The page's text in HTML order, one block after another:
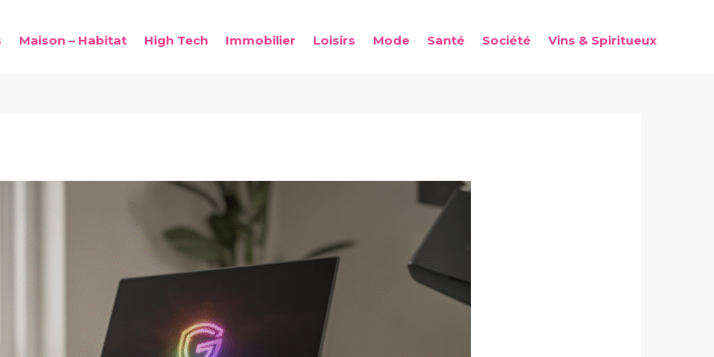
Maison – Habitat High Tech Immobilier Loisirs Mode Santé Société Vins & Spiritueux